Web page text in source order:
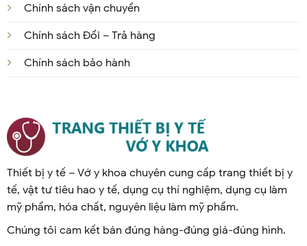
Chính sách vận chuyển
Chính sách Đổi – Trả hàng
Chính sách bảo hành
Thiết bị y tế – Vớ y khoa chuyên cung cấp trang thiết bị y
tế, vật tư tiêu hao y tế, dụng cụ thí nghiệm, dụng cụ làm
mỹ phẩm, hóa chất, nguyên liệu làm mỹ phẩm.
Chúng tôi cam kết bán đúng hàng-đúng giá-đúng hình.